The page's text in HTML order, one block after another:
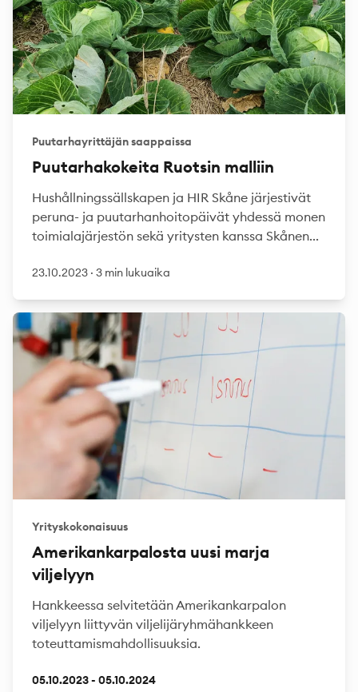
Puutarhayrittäjän saappaissa
Puutarhakokeita Ruotsin malliin
Hushållningssällskapen ja HIR Skåne järjestivät
peruna- ja puutarhanhoitopäivät yhdessä monen
toimialajärjestön sekä yritysten kanssa Skånen...
23.10.2023 · 3 min lukuaika
Yrityskokonaisuus
Amerikankarpalosta uusi marja
viljelyyn
Hankkeessa selvitetään Amerikankarpalon
viljelyyn liittyvän viljelijäryhmähankkeen
toteuttamismahdollisuuksia.
05.10.2023 - 05.10.2024